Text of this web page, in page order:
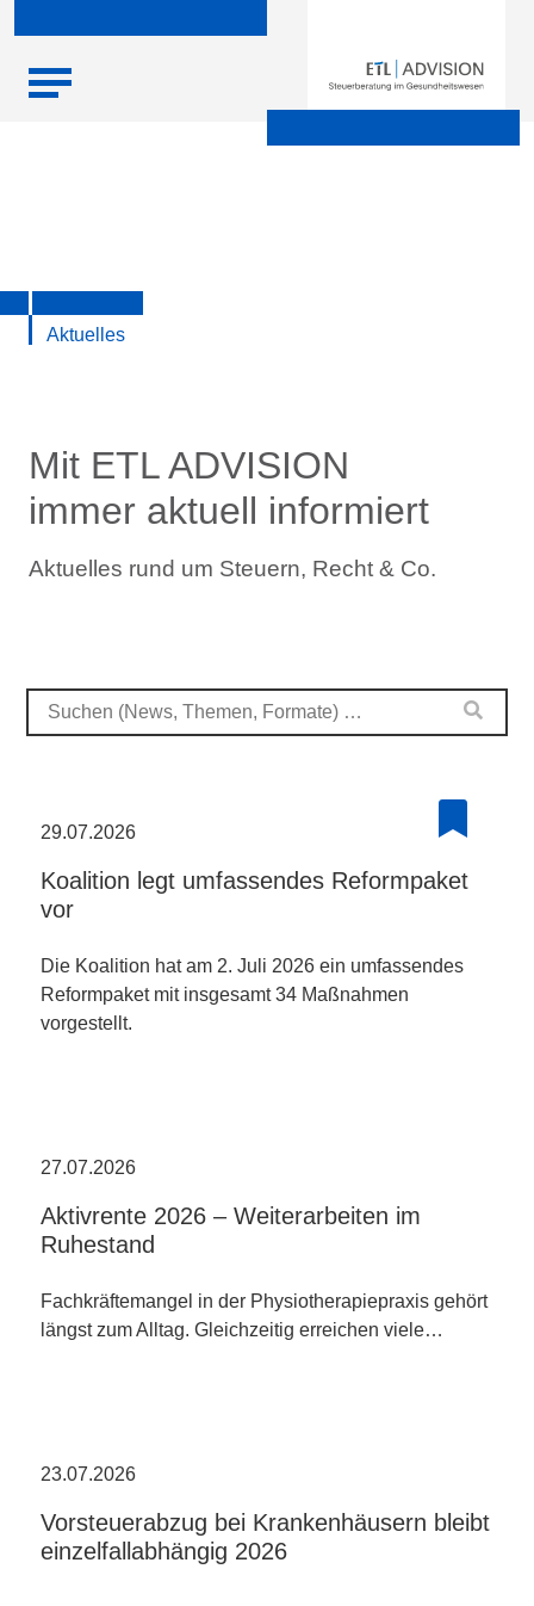
Skip
content
Finanzen
Aktuelles
Mit ETL ADVISION
immer aktuell informiert
Aktuelles rund um Steuern, Recht & Co.
29.07.2026
Koalition legt umfassendes Reformpaket
vor
Die Koalition hat am 2. Juli 2026 ein umfassendes
Reformpaket mit insgesamt 34 Maßnahmen
vorgestellt.
27.07.2026
Aktivrente 2026 – Weiterarbeiten im
Ruhestand
Fachkräftemangel in der Physiotherapiepraxis gehört
längst zum Alltag. Gleichzeitig erreichen viele…
23.07.2026
Vorsteuerabzug bei Krankenhäusern bleibt
einzelfallabhängig 2026